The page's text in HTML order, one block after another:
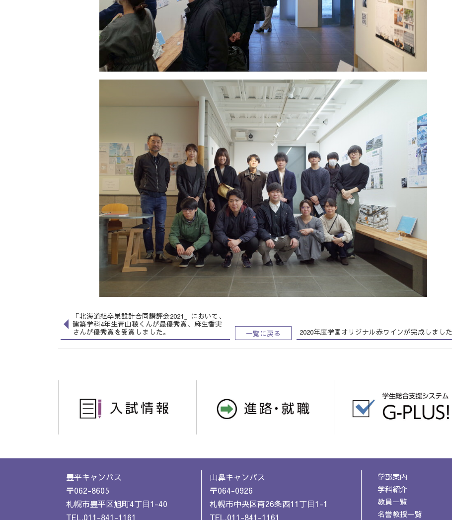
「北海道組卒業設計合同講評会2021」において、
建築学科4年生青山稜くんが最優秀賞、麻生香実
さんが優秀賞を受賞しました。
一覧に戻る 2020年度学園オリジナル赤ワインが完成しました
豊平キャンパス
〒062-8605
札幌市豊平区旭町4丁目1-40
TEL.011-841-1161
山鼻キャンパス
〒064-0926
札幌市中央区南26条西11丁目1-1
TEL.011-841-1161
学部案内
学科紹介
教員一覧
名誉教授一覧